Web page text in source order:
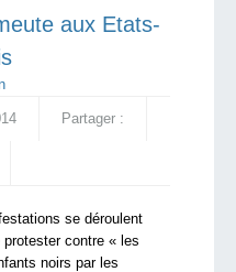
aux Etats-
Partager :
se déroulent
contre « les
noirs par les